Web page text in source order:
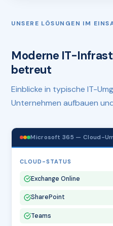
UNSERE LÖSUNGEN IM
Moderne IT-
betreut
Einblicke in typische IT-
Unternehmen aufbauen
Microsoft 365 — Cloud-
CLOUD-STATUS
Exchange Online
SharePoint
Teams